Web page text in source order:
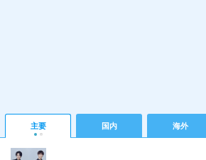
主要 国内 海外